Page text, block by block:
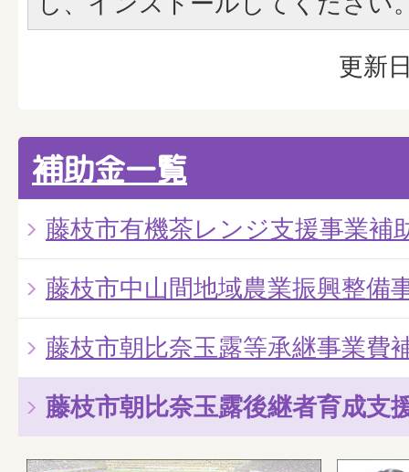
更新
補助金一覧
藤枝市有機茶レンジ支援事業補
藤枝市中山間地域農業振興整備
藤枝市朝比奈玉露等承継事業費
藤枝市朝比奈玉露後継者育成支